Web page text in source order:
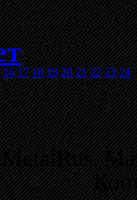
16 17 18 19 20 21 22 23 24